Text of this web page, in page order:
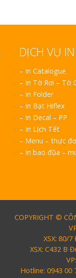
DỊCH VỤ
– In Catalogue
– In Tờ Rơi – Tờ
– In Folder
– In Bạt Hiflex
– In Decal – PP
– In Lịch Tết
– Menu – thực
– In bao đũa –
COPYRIGHT ©
XSX: 80/
XSX: C432 B
Hotline: 0943 00